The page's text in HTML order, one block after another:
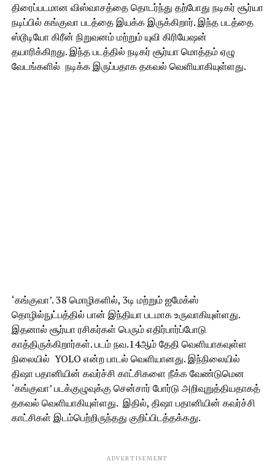
திரைப்படமான விஸ்வாசத்தை தொடர்ந்து தற்போது நடிகர் சூர்யா
நடிப்பில் கங்குவா படத்தை இயக்க இருக்கிறார். இந்த படத்தை
ஸ்டூடியோ கிரீன் நிறுவனம் மற்றும் யுவி கிரியேஷன்
தயாரிக்கிறது. இந்த படத்தில் நடிகர் சூர்யா மொத்தம் ஏழு
வேடங்களில் நடிக்க இருப்பதாக தகவல் வெளியாகியுள்ளது.
‘கங்குவா’. 38 மொழிகளில், 3டி மற்றும் ஐமேக்ஸ்
தொழில்நுட்பத்தில் பான் இந்தியா படமாக உருவாகியுள்ளது.
இதனால் சூர்யா ரசிகர்கள் பெரும் எதிர்பார்ப்போடு
காத்திருக்கிறார்கள். படம் நவ.14ஆம் தேதி வெளியாகவுள்ள
நிலையில் YOLO என்ற பாடல் வெளியானது. இந்நிலையில்
திஷா பதானியின் கவர்ச்சி காட்சிகளை நீக்க வேண்டுமென
‘கங்குவா’ படக்குழுவுக்கு சென்சார் போர்டு அறிவுறுத்தியதாகத்
தகவல் வெளியாகியுள்ளது. இதில், திஷா பதானியின் கவர்ச்சி
காட்சிகள் இடம்பெற்றிருந்தது குறிப்பிடத்தக்கது.
ADVERTISEMENT